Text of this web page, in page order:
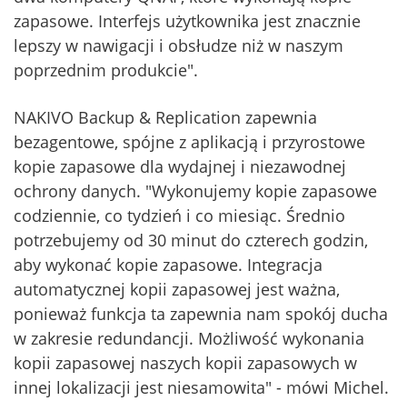
zapasowe. Interfejs użytkownika jest znacznie
lepszy w nawigacji i obsłudze niż w naszym
poprzednim produkcie".
NAKIVO Backup & Replication zapewnia
bezagentowe, spójne z aplikacją i przyrostowe
kopie zapasowe dla wydajnej i niezawodnej
ochrony danych. "Wykonujemy kopie zapasowe
codziennie, co tydzień i co miesiąc. Średnio
potrzebujemy od 30 minut do czterech godzin,
aby wykonać kopie zapasowe. Integracja
automatycznej kopii zapasowej jest ważna,
ponieważ funkcja ta zapewnia nam spokój ducha
w zakresie redundancji. Możliwość wykonania
kopii zapasowej naszych kopii zapasowych w
innej lokalizacji jest niesamowita" - mówi Michel.